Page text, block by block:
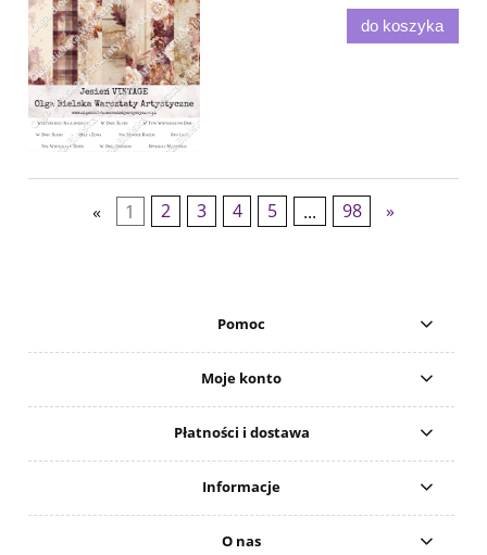
do koszyka
« 1 2 3 4 5 ... 98 »
Pomoc
Moje konto
Płatności i dostawa
Informacje
O nas